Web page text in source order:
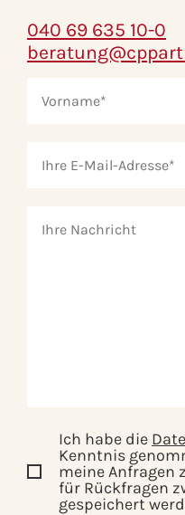
040 69 635 10-0
Ich habe die
Kenntnis
meine Anfragen
für Rückfragen
gespeichert